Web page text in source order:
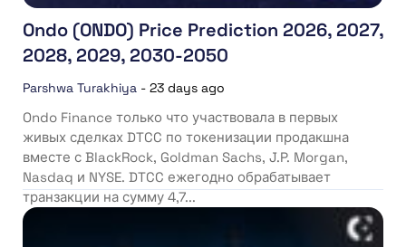
Ondo (ONDO) Price Prediction 2026, 2027,
2028, 2029, 2030-2050
Parshwa Turakhiya - 23 days ago
Ondo Finance только что участвовала в первых
живых сделках DTCC по токенизации продакшна
вместе с BlackRock, Goldman Sachs, J.P. Morgan,
Nasdaq и NYSE. DTCC ежегодно обрабатывает
транзакции на сумму 4,7...